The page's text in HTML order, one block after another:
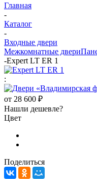
Главная
-
Каталог
-
Входные двери
Межкомнатные двери
-Expert LT ER 1
:
от 28 600 ₽
Нашли дешевле?
Цвет
Поделиться